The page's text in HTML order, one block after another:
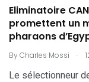
Eliminatoire
promettent un
pharaons
ByCharles Mossi .
Le sélectionneur